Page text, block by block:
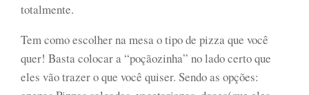
totalmente.
Tem como escolher na mesa o tipo de pizza que você
quer! Basta colocar a “poçãozinha” no lado certo que
eles vão trazer o que você quiser. Sendo as opções: